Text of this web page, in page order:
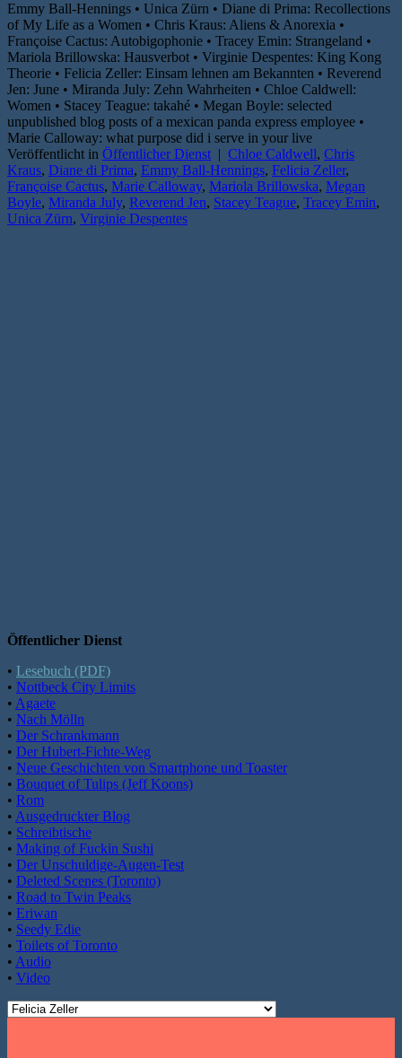
Emmy Ball-Hennings • Unica Zürn • Diane di Prima: Recollections
of My Life as a Women • Chris Kraus: Aliens & Anorexia •
Françoise Cactus: Autobigophonie • Tracey Emin: Strangeland •
Mariola Brillowska: Hausverbot • Virginie Despentes: King Kong
Theorie • Felicia Zeller: Einsam lehnen am Bekannten • Reverend
Jen: June • Miranda July: Zehn Wahrheiten • Chloe Caldwell:
Women • Stacey Teague: takahé • Megan Boyle: selected
unpublished blog posts of a mexican panda express employee •
Marie Calloway: what purpose did i serve in your live
Veröffentlicht in Öffentlicher Dienst | Chloe Caldwell, Chris
Kraus, Diane di Prima, Emmy Ball-Hennings, Felicia Zeller,
Françoise Cactus, Marie Calloway, Mariola Brillowska, Megan
Boyle, Miranda July, Reverend Jen, Stacey Teague, Tracey Emin,
Unica Zürn, Virginie Despentes
Öffentlicher Dienst
• Lesebuch (PDF)
• Nottbeck City Limits
• Agaete
• Nach Mölln
• Der Schrankmann
• Der Hubert-Fichte-Weg
• Neue Geschichten von Smartphone und Toaster
• Bouquet of Tulips (Jeff Koons)
• Rom
• Ausgedruckter Blog
• Schreibtische
• Making of Fuckin Sushi
• Der Unschuldige-Augen-Test
• Deleted Scenes (Toronto)
• Road to Twin Peaks
• Eriwan
• Seedy Edie
• Toilets of Toronto
• Audio
• Video